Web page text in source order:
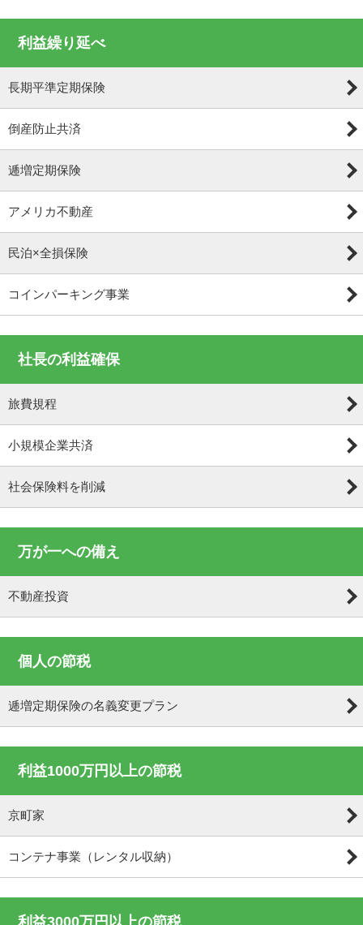
利益繰り延べ
長期平準定期保険
倒産防止共済
逓増定期保険
アメリカ不動産
民泊×全損保険
コインパーキング事業
社長の利益確保
旅費規程
小規模企業共済
社会保険料を削減
万が一への備え
不動産投資
個人の節税
逓増定期保険の名義変更プラン
利益1000万円以上の節税
京町家
コンテナ事業（レンタル収納）
利益3000万円以上の節税